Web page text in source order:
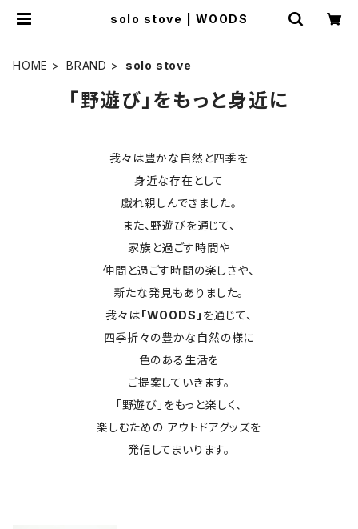
solo stove | WOODS
HOME BRAND solo stove
「野遊び」をもっと身近に
我々は豊かな自然と四季を
身近な存在として
戯れ親しんできました。
また、野遊びを通じて、
家族と過ごす時間や
仲間と過ごす時間の楽しさや、
新たな発見もありました。
我々は「WOODS」 を通じて、
四季折々の豊かな自然の様に
色のある生活を
ご提案していきます。
「野遊び」をもっと楽しく、
楽しむための アウトドアグッズを
発信してまいります。